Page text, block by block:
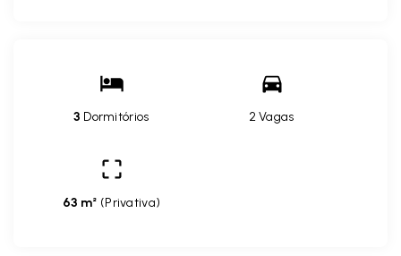
3 Dormitórios 2 Vagas
63 m² (Privativa)